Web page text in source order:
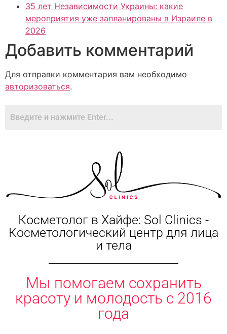
35 лет Независимости Украины: какие
мероприятия уже запланированы в Израиле в
2026
Добавить комментарий
Для отправки комментария вам необходимо
авторизоваться.
Косметолог в Хайфе: Sol Clinics -
Косметологический центр для лица
и тела
Мы помогаем сохранить
красоту и молодость с 2016
года